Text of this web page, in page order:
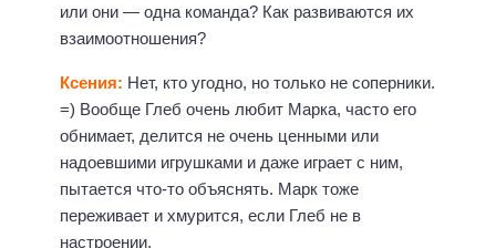
или они — одна команда? Как развиваются их
взаимоотношения?
Ксения: Нет, кто угодно, но только не соперники.
=) Вообще Глеб очень любит Марка, часто его
обнимает, делится не очень ценными или
надоевшими игрушками и даже играет с ним,
пытается что-то объяснять. Марк тоже
переживает и хмурится, если Глеб не в
настроении.